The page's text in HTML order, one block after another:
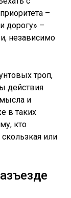
–
дорогу» –
независимо
троп,
действия
и
в таких
кто
или